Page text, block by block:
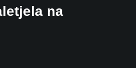
na